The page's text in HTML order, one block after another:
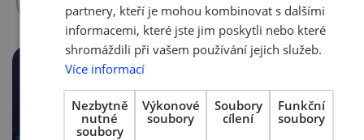
partnery, kteří je mohou kombinovat s dalšími
informacemi, které jste jim poskytli nebo které
shromáždili při vašem používání jejich služeb.
Více informací
Nezbytně
nutné
soubory
Výkonové
soubory
Soubory
cílení
Funkční
soubory